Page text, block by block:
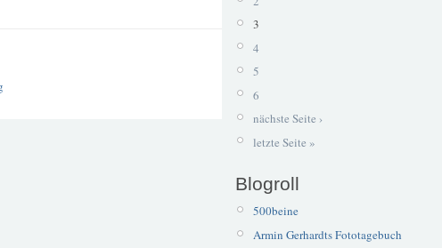
3
4
5
6
nächste Seite ›
letzte Seite »
Blogroll
500beine
Armin Gerhardts Fototagebuch